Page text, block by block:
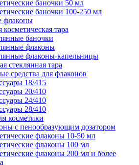
баночки 50 мл
баночки 100-250 мл
флаконы
косметическая тара
баночки
флаконы
флаконы-капельницы
стеклянная тара
средства для флаконов
18/415
20/410
24/410
28/410
косметики
с пенообразующим дозатором
флаконы 10-50 мл
флаконы 100 мл
флаконы 200 мл и более